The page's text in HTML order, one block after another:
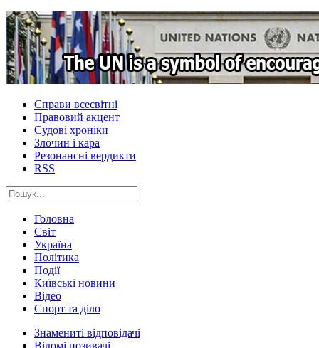
Справи всесвітні
Правовий акцент
Судові хроніки
Злочин і кара
Резонансні вердикти
RSS
Головна
Світ
Україна
Політика
Події
Київські новини
Відео
Спорт та діло
Знамениті відповідачі
Відомі позивачі